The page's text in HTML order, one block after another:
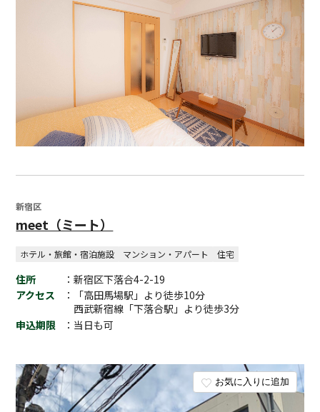
お気に入りに追加
新宿区
meet（ミート）
ホテル・旅館・宿泊施設 マンション・アパート 住宅
住所
：新宿区下落合4-2-19
アクセス
：「高田馬場駅」より徒歩10分
西武新宿線「下落合駅」より徒歩3分
申込期限
：当日も可